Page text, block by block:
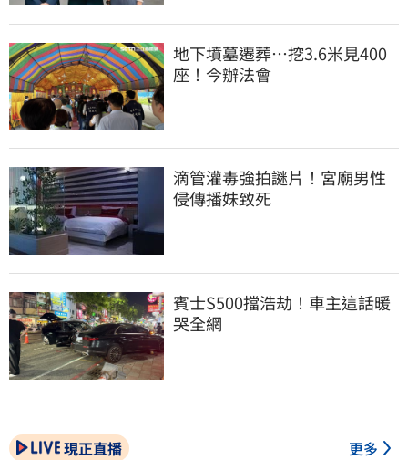
地下墳墓遷葬…挖3.6米見400
座！今辦法會
滴管灌毒強拍謎片！宮廟男性
侵傳播妹致死
賓士S500擋浩劫！車主這話暖
哭全網
現正直播 更多